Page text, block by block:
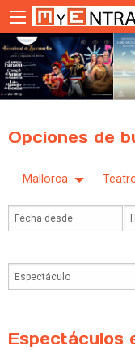
Opciones de
Mallorca
Espectáculos